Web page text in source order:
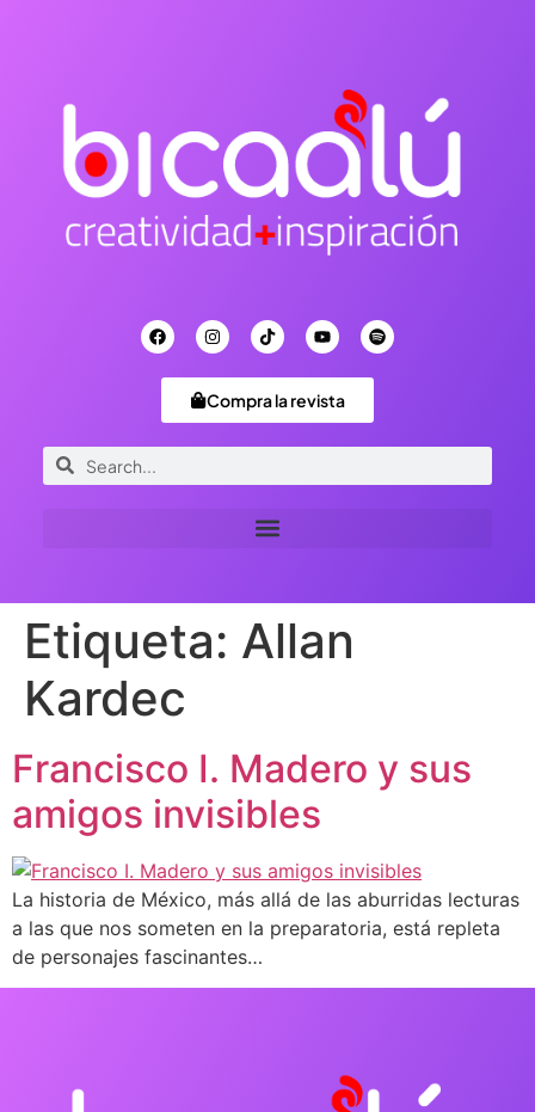
Compra la revista
Etiqueta: Allan
Kardec
Francisco I. Madero y sus
amigos invisibles
La historia de México, más allá de las aburridas lecturas
a las que nos someten en la preparatoria, está repleta
de personajes fascinantes…